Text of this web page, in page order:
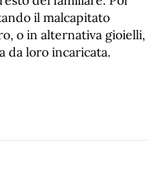
il malcapitato
o in alternativa gioielli,
da loro incaricata.